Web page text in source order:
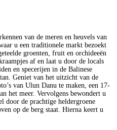
van de meren en heuvels van
u een traditionele markt bezoekt
groenten, fruit en orchideeën
af en laat u door de locals
en specerijen in de Balinese
Geniet van het uitzicht van de
van Ulun Danu te maken, een 17-
het meer. Vervolgens bewondert u
door de prachtige heldergroene
op de berg staat. Hierna keert u